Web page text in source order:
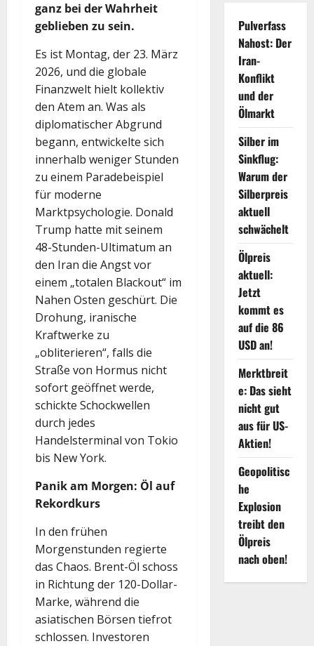
ganz bei der Wahrheit
geblieben zu sein.
Es ist Montag, der 23. März
2026, und die globale
Finanzwelt hielt kollektiv
den Atem an. Was als
diplomatischer Abgrund
begann, entwickelte sich
innerhalb weniger Stunden
zu einem Paradebeispiel
für moderne
Marktpsychologie. Donald
Trump hatte mit seinem
48-Stunden-Ultimatum an
den Iran die Angst vor
einem „totalen Blackout“ im
Nahen Osten geschürt. Die
Drohung, iranische
Kraftwerke zu
„obliterieren“, falls die
Straße von Hormus nicht
sofort geöffnet werde,
schickte Schockwellen
durch jedes
Handelsterminal von Tokio
bis New York.
Panik am Morgen: Öl auf
Rekordkurs
In den frühen
Morgenstunden regierte
das Chaos. Brent-Öl schoss
in Richtung der 120-Dollar-
Marke, während die
asiatischen Börsen tiefrot
schlossen. Investoren
Pulverfass
Nahost: Der
Iran-
Konflikt
und der
Ölmarkt
Silber im
Sinkflug:
Warum der
Silberpreis
aktuell
schwächelt
Ölpreis
aktuell:
Jetzt
kommt es
auf die 86
USD an!
Merktbreit
e: Das sieht
nicht gut
aus für US-
Aktien!
Geopolitisc
he
Explosion
treibt den
Ölpreis
nach oben!